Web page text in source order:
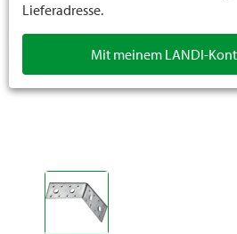
SB Kleineisenwaren
Lieferadresse.
Mit meinem LANDI-